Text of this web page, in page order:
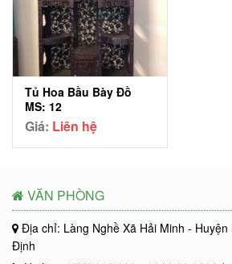
Tủ Hoa Bầu Bày Đồ
MS: 12
Giá: Liên hệ
VĂN PHÒNG
Địa chỉ: Làng Nghề Xã Hải Minh -
Định